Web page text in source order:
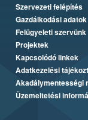
Szervezeti felépítés
Gazdálkodási adatok
Felügyeleti szervünk
Projektek
Kapcsolódó linkek
Adatkezelési
Akadálymentességi
Üzemeltetési